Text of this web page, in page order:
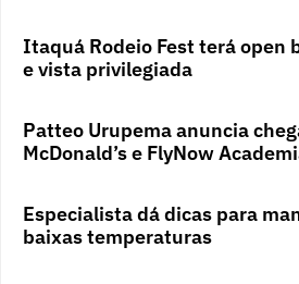
Itaquá Rodeio Fest terá open
e vista privilegiada
Patteo Urupema anuncia
McDonald’s e FlyNow
Especialista dá dicas para
baixas temperaturas